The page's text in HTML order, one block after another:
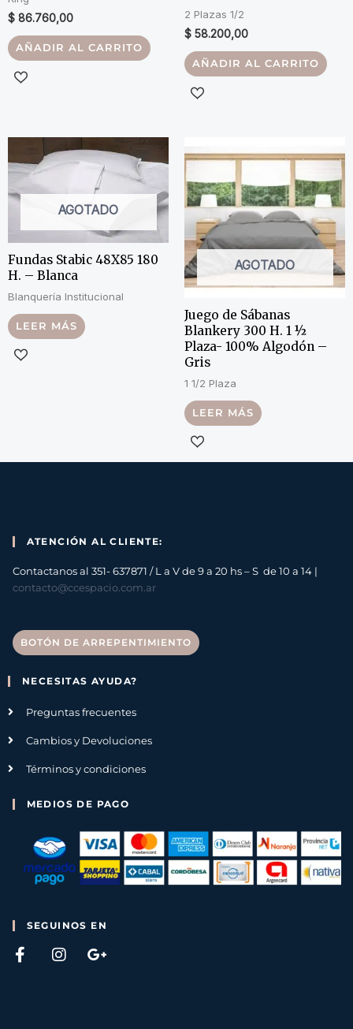
$ 86.760,00
AÑADIR AL CARRITO
2 Plazas 1/2
$ 58.200,00
AÑADIR AL CARRITO
AGOTADO
Fundas Stabic 48X85 180
H. – Blanca
Blanquería Institucional
LEER MÁS
AGOTADO
Juego de Sábanas
Blankery 300 H. 1 ½
Plaza- 100% Algodón –
Gris
1 1/2 Plaza
LEER MÁS
ATENCIÓN AL CLIENTE:
Contactanos al 351- 637871 / L a V de 9 a 20 hs – S de 10 a 14 |
contacto@ccespacio.com.ar
BOTÓN DE ARREPENTIMIENTO
NECESITAS AYUDA?
Preguntas frecuentes
Cambios y Devoluciones
Términos y condiciones
MEDIOS DE PAGO
SEGUINOS EN